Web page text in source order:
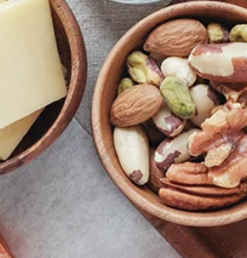
leeftijd en hoe kan je het
Email